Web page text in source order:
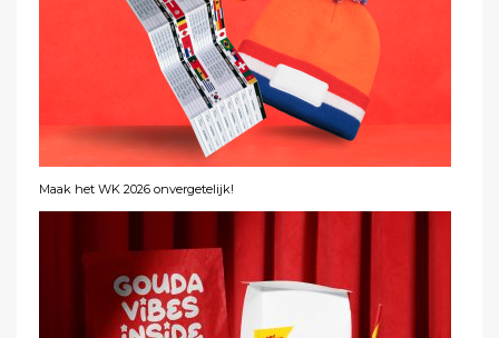
Maak het WK 2026 onvergetelijk!